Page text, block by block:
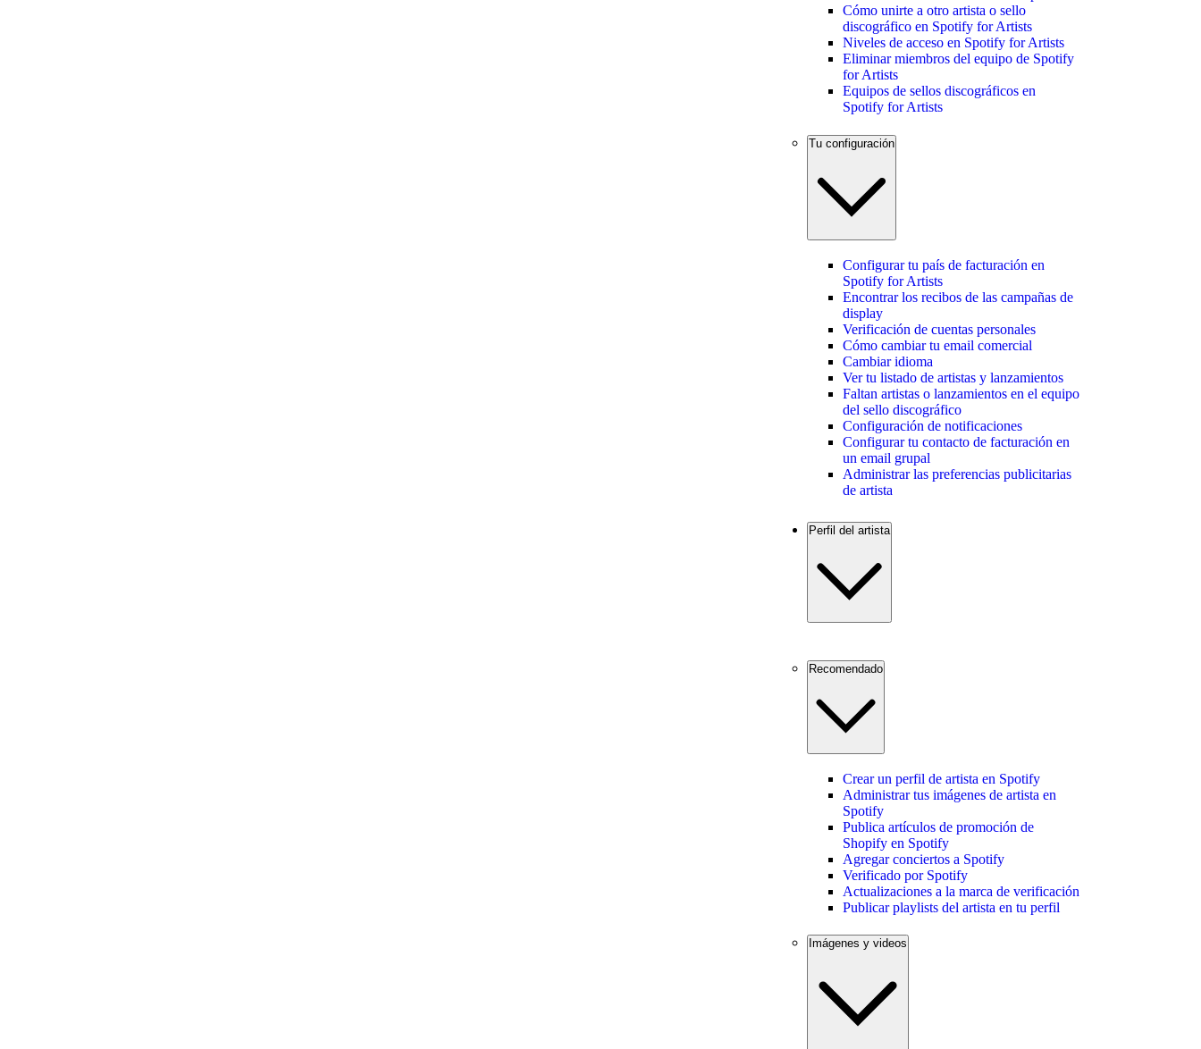
Cómo unirte a otro artista o sello
discográfico en Spotify for Artists
Niveles de acceso en Spotify for Artists
Eliminar miembros del equipo de Spotify
for Artists
Equipos de sellos discográficos en
Spotify for Artists
Tu configuración
Configurar tu país de facturación en
Spotify for Artists
Encontrar los recibos de las campañas de
display
Verificación de cuentas personales
Cómo cambiar tu email comercial
Cambiar idioma
Ver tu listado de artistas y lanzamientos
Faltan artistas o lanzamientos en el equipo
del sello discográfico
Configuración de notificaciones
Configurar tu contacto de facturación en
un email grupal
Administrar las preferencias publicitarias
de artista
Perfil del artista
Recomendado
Crear un perfil de artista en Spotify
Administrar tus imágenes de artista en
Spotify
Publica artículos de promoción de
Shopify en Spotify
Agregar conciertos a Spotify
Verificado por Spotify
Actualizaciones a la marca de verificación
Publicar playlists del artista en tu perfil
Imágenes y videos